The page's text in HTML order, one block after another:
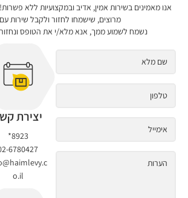
אנו מאמינים בשירות אמין, אדיב ובמקצועיות ללא
מרוצים, שישמחו לחזור ולקבל שירות
נשמח לשמוע ממך, אנא מלא/י את הטופס
יצירת
8923*
6780427
o.il